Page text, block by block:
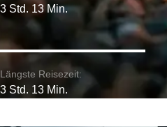
3 Std. 13 Min.
Längste Reisezeit:
3 Std. 13 Min.